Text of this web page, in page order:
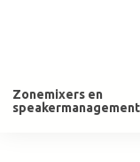
Zonemixers en
speakermanagement